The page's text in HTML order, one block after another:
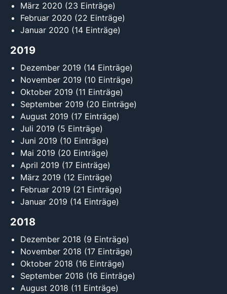
März 2020 (23 Einträge)
Februar 2020 (22 Einträge)
Januar 2020 (14 Einträge)
2019
Dezember 2019 (14 Einträge)
November 2019 (10 Einträge)
Oktober 2019 (11 Einträge)
September 2019 (20 Einträge)
August 2019 (17 Einträge)
Juli 2019 (5 Einträge)
Juni 2019 (10 Einträge)
Mai 2019 (20 Einträge)
April 2019 (17 Einträge)
März 2019 (12 Einträge)
Februar 2019 (21 Einträge)
Januar 2019 (14 Einträge)
2018
Dezember 2018 (9 Einträge)
November 2018 (17 Einträge)
Oktober 2018 (16 Einträge)
September 2018 (16 Einträge)
August 2018 (11 Einträge)